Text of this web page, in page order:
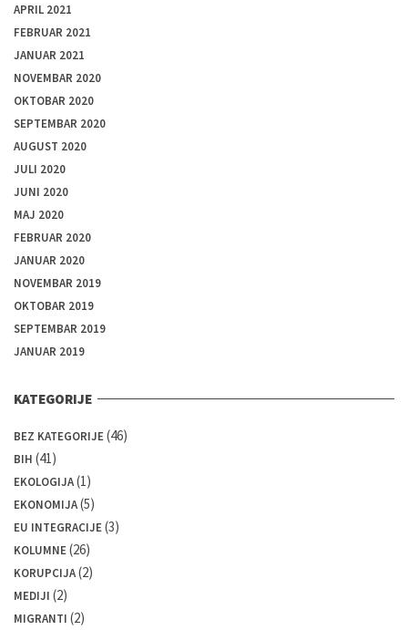
APRIL 2021
FEBRUAR 2021
JANUAR 2021
NOVEMBAR 2020
OKTOBAR 2020
SEPTEMBAR 2020
AUGUST 2020
JULI 2020
JUNI 2020
MAJ 2020
FEBRUAR 2020
JANUAR 2020
NOVEMBAR 2019
OKTOBAR 2019
SEPTEMBAR 2019
JANUAR 2019
KATEGORIJE
BEZ KATEGORIJE(46)
BIH (41)
EKOLOGIJA(1)
EKONOMIJA(5)
EU INTEGRACIJE(3)
KOLUMNE(26)
KORUPCIJA(2)
MEDIJI (2)
MIGRANTI (2)